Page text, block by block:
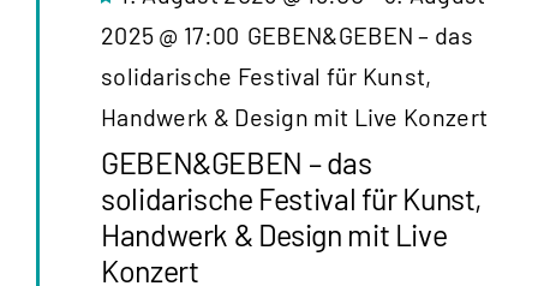
GEBEN&GEBEN – das
solidarische Festival für Kunst,
Handwerk & Design mit Live
Konzert
2025 @ 17:00 GEBEN&GEBEN – das
solidarische Festival für Kunst,
Handwerk & Design mit Live Konzert